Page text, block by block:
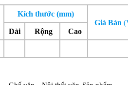
Kích thước (mm)
Giá Bán
Dài
Rộng Cao